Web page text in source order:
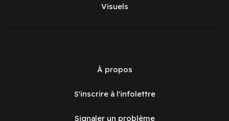
Visuels
À propos
S'inscrire à l'infolettre
Signaler un problème